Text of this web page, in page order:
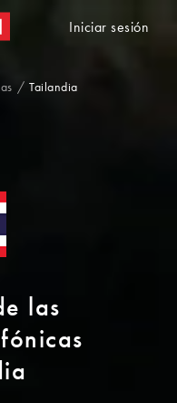
Tailandia
Iniciar sesión
las